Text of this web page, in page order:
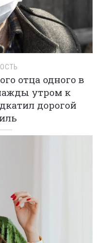
отца одного в
утром к
дорогой